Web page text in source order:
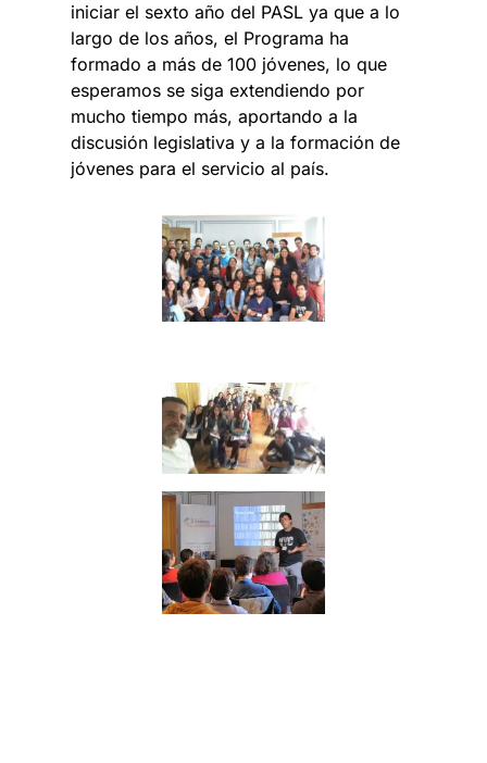
iniciar el sexto año del PASL ya que a lo
largo de los años, el Programa ha
formado a más de 100 jóvenes, lo que
esperamos se siga extendiendo por
mucho tiempo más, aportando a la
discusión legislativa y a la formación de
jóvenes para el servicio al país.